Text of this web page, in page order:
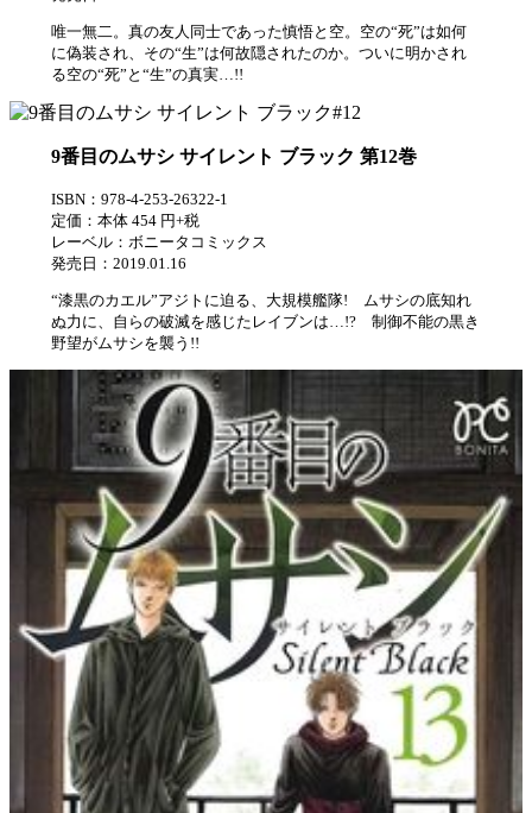
唯一無二。真の友人同士であった慎悟と空。空の“死”は如何
に偽装され、その“生”は何故隠されたのか。ついに明かされ
る空の“死”と“生”の真実…!!
9番目のムサシ サイレント ブラック 第12巻
ISBN：978-4-253-26322-1
定価：本体 454 円+税
レーベル：ボニータコミックス
発売日：2019.01.16
“漆黒のカエル”アジトに迫る、大規模艦隊! ムサシの底知れ
ぬ力に、自らの破滅を感じたレイブンは…!? 制御不能の黒き
野望がムサシを襲う!!